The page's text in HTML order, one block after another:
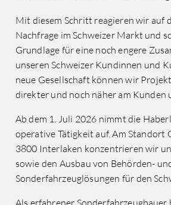
Mit diesem Schritt reagieren wir auf
Nachfrage im Schweizer Markt und
Grundlage für eine noch engere
unseren Schweizer Kundinnen und
neue Gesellschaft können wir
direkter und noch näher am Kunden
Ab dem 1. Juli 2026 nimmt die
operative Tätigkeit auf. Am Standort
3800 Interlaken konzentrieren wir
sowie den Ausbau von Behörden-
Sonderfahrzeuglösungen für den
Als erfahrener